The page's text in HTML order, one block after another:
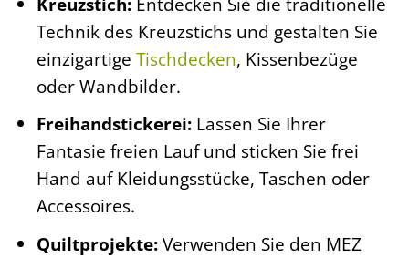
Technik des Kreuzstichs und gestalten Sie
einzigartige Tischdecken, Kissenbezüge
oder Wandbilder.
Freihandstickerei:Lassen Sie Ihrer
Fantasie freien Lauf und sticken Sie frei
Hand auf Kleidungsstücke, Taschen oder
Accessoires.
Quiltprojekte:Verwenden Sie den MEZ